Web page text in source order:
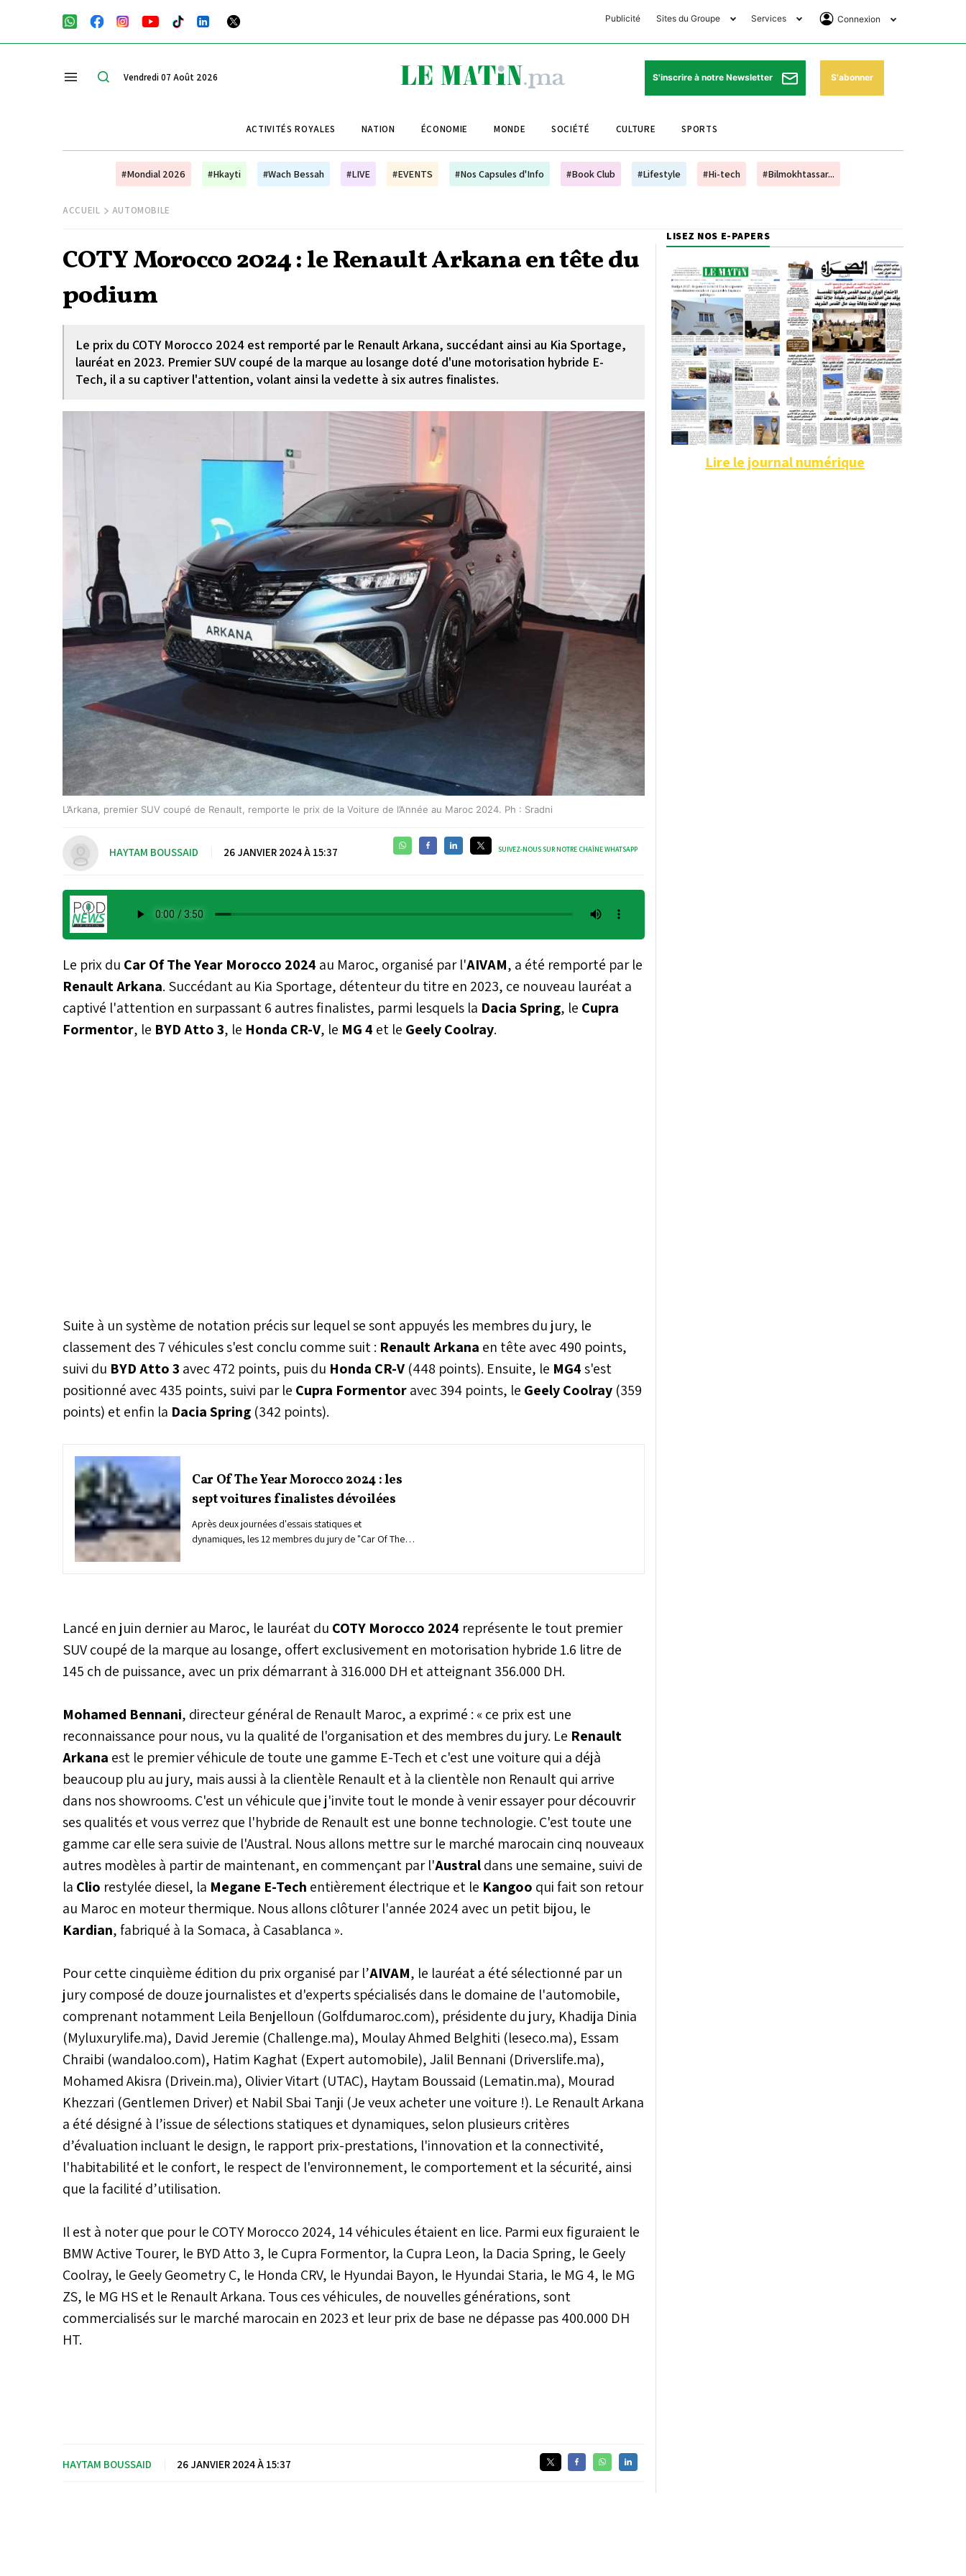
Publicité Sites du Groupe
Club Avantages
Le Matin Sports
Le Matin Store
Le Matin Annonces
Morocco Today Forum
Bookclub
Services
Horaires de prières
Pharmacies de garde
Programme TV
Cinéma
Connexion
Se Connecter
Abonnement
Vendredi 07 Août 2026 S'inscrire à notre Newsletter S'abonner
ACTIVITÉS ROYALES NATION ÉCONOMIE MONDE SOCIÉTÉ CULTURE SPORTS
#Mondial 2026 #Hkayti #Wach Bessah #LIVE #EVENTS #Nos Capsules d'Info #Book Club #Lifestyle #Hi-tech #Bilmokhtassar...
ACCUEIL AUTOMOBILE
COTY Morocco 2024 : le Renault Arkana en tête du
podium
Le prix du COTY Morocco 2024 est remporté par le Renault Arkana, succédant ainsi au Kia Sportage,
lauréat en 2023. Premier SUV coupé de la marque au losange doté d'une motorisation hybride E-
Tech, il a su captiver l'attention, volant ainsi la vedette à six autres finalistes.
L’Arkana, premier SUV coupé de Renault, remporte le prix de la Voiture de l’Année au Maroc 2024. Ph : Sradni
HAYTAM BOUSSAID 26 JANVIER 2024 À 15:37 SUIVEZ-NOUS SUR NOTRE CHAÎNE WHATSAPP
Le prix du Car Of The Year Morocco 2024 au Maroc, organisé par l'AIVAM, a été remporté par le
Renault Arkana. Succédant au Kia Sportage, détenteur du titre en 2023, ce nouveau lauréat a
captivé l'attention en surpassant 6 autres finalistes, parmi lesquels la Dacia Spring, le Cupra
Formentor, le BYD Atto 3, le Honda CR-V, le MG 4 et le Geely Coolray.
Suite à un système de notation précis sur lequel se sont appuyés les membres du jury, le
classement des 7 véhicules s'est conclu comme suit : Renault Arkana en tête avec 490 points,
suivi du BYD Atto 3 avec 472 points, puis du Honda CR-V (448 points). Ensuite, le MG4s'est
positionné avec 435 points, suivi par le Cupra Formentoravec 394 points, le Geely Coolray (359
points) et enfin la Dacia Spring (342 points).
Car Of The Year Morocco 2024 : les
sept voitures finalistes dévoilées
Après deux journées d'essais statiques et
dynamiques, les 12 membres du jury de "Car Of The
janvier.
Lancé en juin dernier au Maroc, le lauréat du COTY Morocco 2024 représente le tout premier
SUV coupé de la marque au losange, offert exclusivement en motorisation hybride 1.6 litre de
145 ch de puissance, avec un prix démarrant à 316.000 DH et atteignant 356.000 DH.
Mohamed Bennani, directeur général de Renault Maroc, a exprimé : « ce prix est une
reconnaissance pour nous, vu la qualité de l'organisation et des membres du jury. Le Renault
Arkana est le premier véhicule de toute une gamme E-Tech et c'est une voiture qui a déjà
beaucoup plu au jury, mais aussi à la clientèle Renault et à la clientèle non Renault qui arrive
dans nos showrooms. C'est un véhicule que j'invite tout le monde à venir essayer pour découvrir
ses qualités et vous verrez que l'hybride de Renault est une bonne technologie. C'est toute une
gamme car elle sera suivie de l'Austral. Nous allons mettre sur le marché marocain cinq nouveaux
autres modèles à partir de maintenant, en commençant par l'Australdans une semaine, suivi de
la Clio restylée diesel, la Megane E-Tech entièrement électrique et le Kangoo qui fait son retour
au Maroc en moteur thermique. Nous allons clôturer l'année 2024 avec un petit bijou, le
Kardian, fabriqué à la Somaca, à Casablanca ».
Pour cette cinquième édition du prix organisé par l’AIVAM, le lauréat a été sélectionné par un
jury composé de douze journalistes et d'experts spécialisés dans le domaine de l'automobile,
comprenant notamment Leila Benjelloun (Golfdumaroc.com), présidente du jury, Khadija Dinia
(Myluxurylife.ma), David Jeremie (Challenge.ma), Moulay Ahmed Belghiti (leseco.ma), Essam
Chraibi (wandaloo.com), Hatim Kaghat (Expert automobile), Jalil Bennani (Driverslife.ma),
Mohamed Akisra (Drivein.ma), Olivier Vitart (UTAC), Haytam Boussaid (Lematin.ma), Mourad
Khezzari (Gentlemen Driver) et Nabil Sbai Tanji (Je veux acheter une voiture !). Le Renault Arkana
a été désigné à l’issue de sélections statiques et dynamiques, selon plusieurs critères
d’évaluation incluant le design, le rapport prix-prestations, l'innovation et la connectivité,
l'habitabilité et le confort, le respect de l'environnement, le comportement et la sécurité, ainsi
que la facilité d’utilisation.
Il est à noter que pour le COTY Morocco 2024, 14 véhicules étaient en lice. Parmi eux figuraient le
BMW Active Tourer, le BYD Atto 3, le Cupra Formentor, la Cupra Leon, la Dacia Spring, le Geely
Coolray, le Geely Geometry C, le Honda CRV, le Hyundai Bayon, le Hyundai Staria, le MG 4, le MG
ZS, le MG HS et le Renault Arkana. Tous ces véhicules, de nouvelles générations, sont
commercialisés sur le marché marocain en 2023 et leur prix de base ne dépasse pas 400.000 DH
HT.
HAYTAM BOUSSAID 26 JANVIER 2024 À 15:37
LISEZ NOS E-PAPERS
Lire le journal numérique